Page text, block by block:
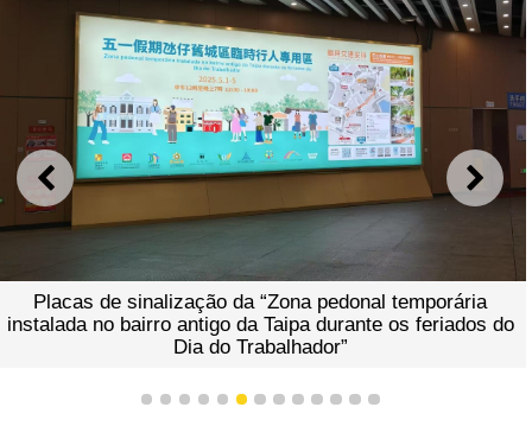
ANTERIOR
Placas de sinalização da “Zona pedonal temporária
instalada no bairro antigo da Taipa durante os feriados do
Dia do Trabalhador”
1 2 3 4 5 6 7 8 9 10111213